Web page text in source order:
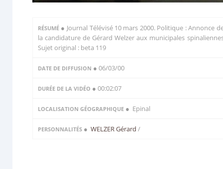
RÉSUMÉ ● Journal Télévisé 10 mars 2000. Politique : Annonce
la candidature de Gérard Welzer aux municipales
Sujet original : beta 119
DATE DE DIFFUSION ● 06/03/00
DURÉE DE LA VIDÉO ● 00:02:07
LOCALISATION GÉOGRAPHIQUE ● Epinal
PERSONNALITÉS ● WELZER Gérard /